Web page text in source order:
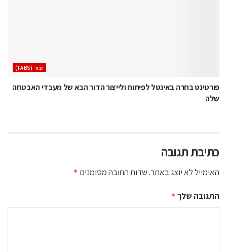
‫יצור (‪(FABS‬‬
פורטינט בחרה באינטל לפיתוח ולייצור הדור הבא של מעבדי האבטחה
שלה
כתיבת תגובה
האימייל לא יוצג באתר.שדות החובה מסומנים *
התגובה שלך *